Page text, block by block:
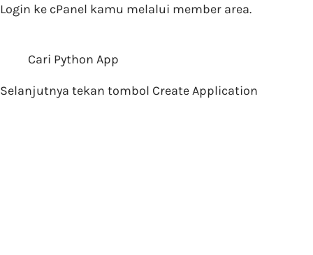
Login ke cPanel kamu melalui member area.
Cari Python App
Selanjutnya tekan tombol Create Application